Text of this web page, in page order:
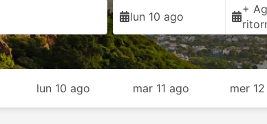
lun 10 ago
+
lun 10 ago mar 11 ago mer